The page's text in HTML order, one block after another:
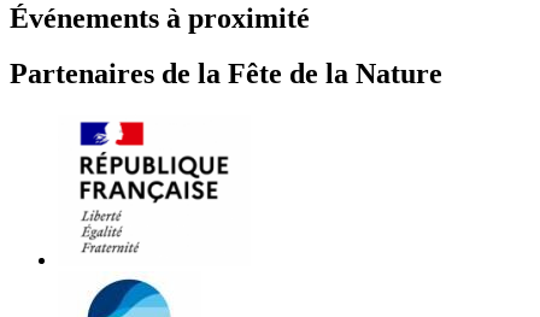
Événements à proximité
Partenaires de la Fête de la Nature